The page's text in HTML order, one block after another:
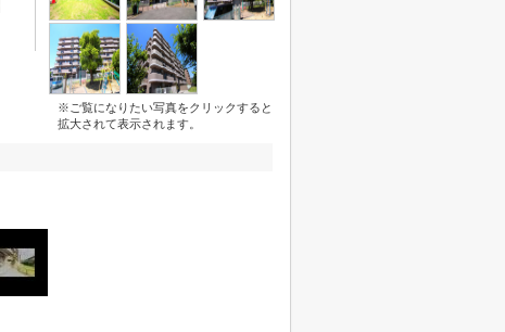
※ご覧になりたい写真をクリックすると
拡大されて表示されます。